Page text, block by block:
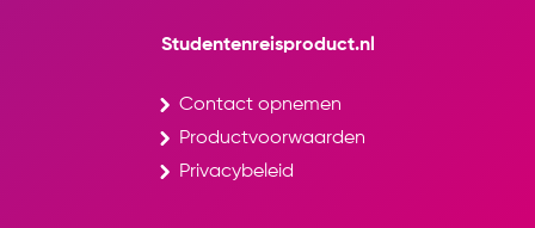
Studentenreisproduct.nl
Contact opnemen
Productvoorwaarden
Privacybeleid